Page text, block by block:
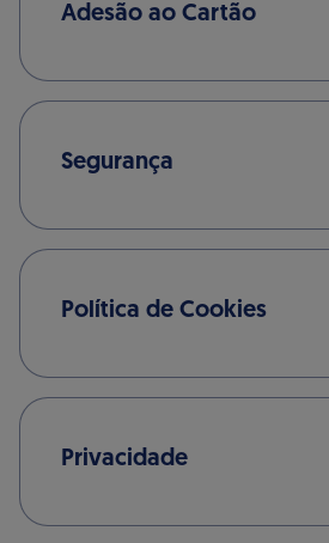
Adesão ao Cartão
Segurança
Política de Cookies
Privacidade